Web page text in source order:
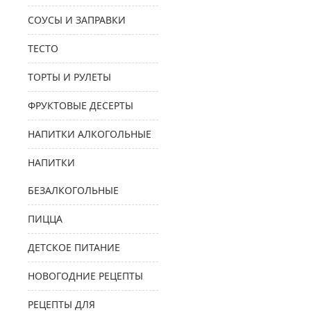
СОУСЫ И ЗАПРАВКИ
ТЕСТО
ТОРТЫ И РУЛЕТЫ
ФРУКТОВЫЕ ДЕСЕРТЫ
НАПИТКИ АЛКОГОЛЬНЫЕ
НАПИТКИ
БЕЗАЛКОГОЛЬНЫЕ
ПИЦЦА
ДЕТСКОЕ ПИТАНИЕ
НОВОГОДНИЕ РЕЦЕПТЫ
РЕЦЕПТЫ ДЛЯ